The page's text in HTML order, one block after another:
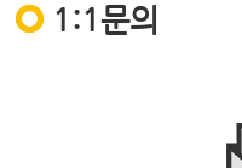
1:1문의